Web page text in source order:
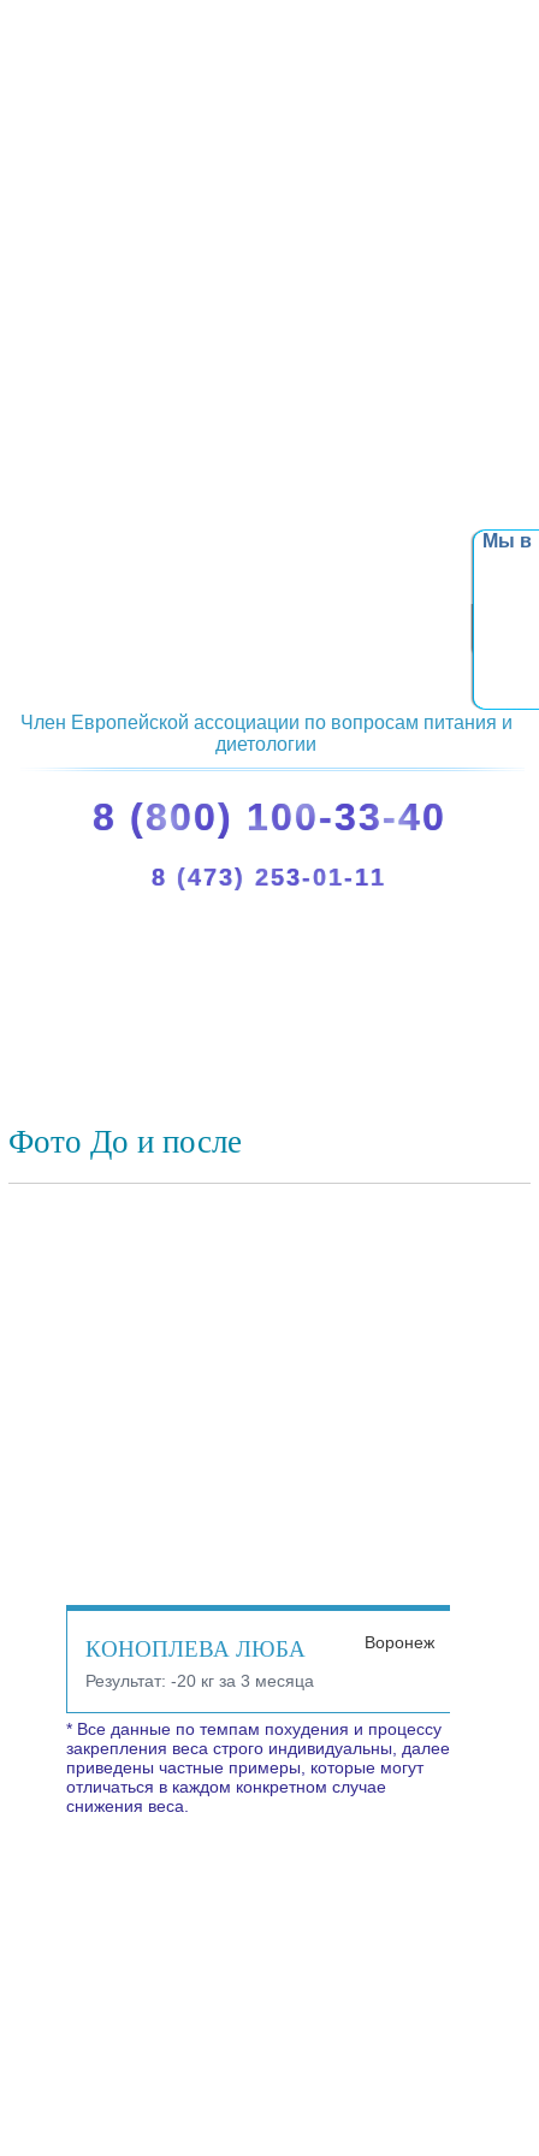
Мы в
Член Европейской ассоциации по вопросам питания и
диетологии
8 (800) 100-33-40
8 (473) 253-01-11
Фото До и после
КОНОПЛЕВА ЛЮБА
Результат: -20 кг за 3 месяца
Воронеж
* Все данные по темпам похудения и процессу
закрепления веса строго индивидуальны, далее
приведены частные примеры, которые могут
отличаться в каждом конкретном случае
снижения веса.